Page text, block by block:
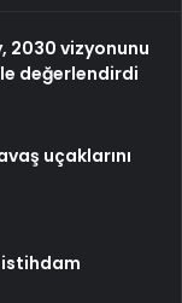
2030 vizyonunu
değerlendirdi
uçaklarını
istihdam